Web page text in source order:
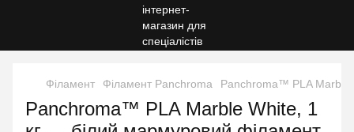
Філамент Філамент Panchroma Panchroma™ PLA Marble
Panchroma™ PLA Marble White, 1